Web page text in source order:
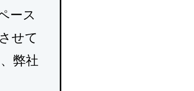
ース
せて
弊社